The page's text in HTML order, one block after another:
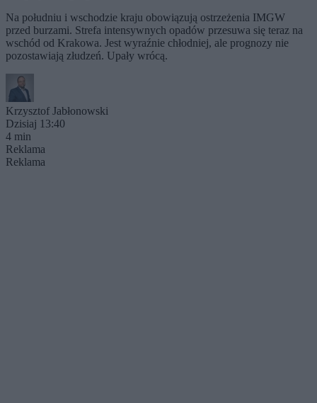
Na południu i wschodzie kraju obowiązują ostrzeżenia IMGW
przed burzami. Strefa intensywnych opadów przesuwa się teraz na
wschód od Krakowa. Jest wyraźnie chłodniej, ale prognozy nie
pozostawiają złudzeń. Upały wrócą.
Krzysztof Jabłonowski
Dzisiaj 13:40
4 min
Reklama
Reklama